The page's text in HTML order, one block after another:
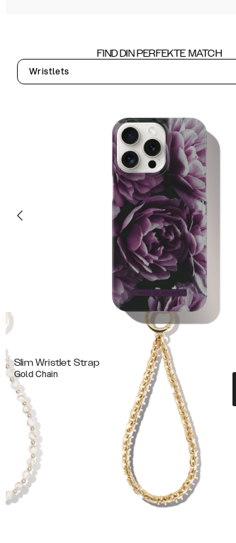
FIND DIN PERFEKTE MATCH
Wristlets
Slim Wristlet Strap
Gold Chain